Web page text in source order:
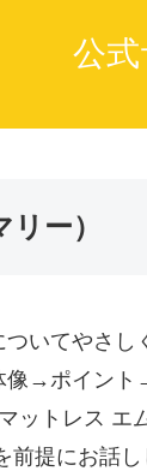
公
ー）
いてやさ
像→ポイン
ットレス
提にお話し